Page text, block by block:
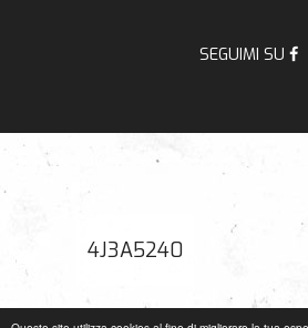
4J3A5240
SEGUIMI SU